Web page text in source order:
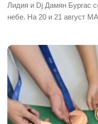
Лидия и Dj Дамян Бургас
небе. На 20 и 21 август